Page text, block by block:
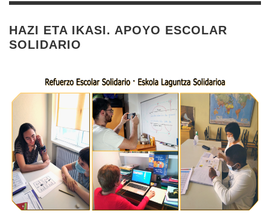
HAZI ETA IKASI. APOYO ESCOLAR
SOLIDARIO